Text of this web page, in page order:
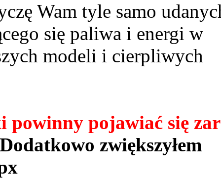
Wam tyle samo
się paliwa i energi w
modeli i cierpliwych
pojawiać się
zwiększyłem